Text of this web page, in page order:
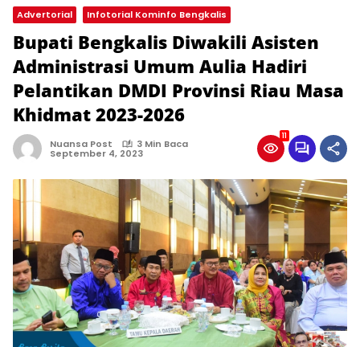
Advertorial Infotorial Kominfo Bengkalis
Bupati Bengkalis Diwakili Asisten
Administrasi Umum Aulia Hadiri
Pelantikan DMDI Provinsi Riau Masa
Khidmat 2023-2026
Nuansa Post 3 Min Baca
September 4, 2023
11